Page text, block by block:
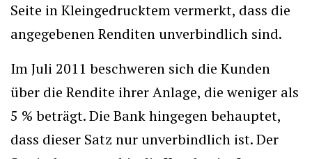
Seite in Kleingedrucktem vermerkt, dass die
angegebenen Renditen unverbindlich sind.
Im Juli 2011 beschweren sich die Kunden
über die Rendite ihrer Anlage, die weniger als
5 % beträgt. Die Bank hingegen behauptet,
dass dieser Satz nur unverbindlich ist. Der